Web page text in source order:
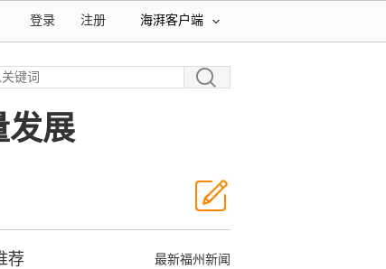
海湃客户端
注册
登录
发展
最新福州新闻
荐